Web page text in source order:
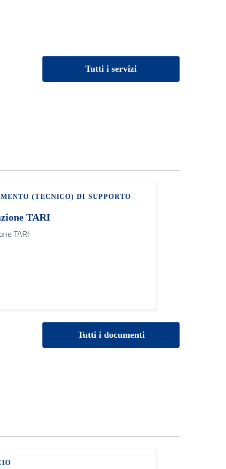
Tutti i servizi
(TECNICO) DI SUPPORTO
TARI
TARI
Tutti i documenti